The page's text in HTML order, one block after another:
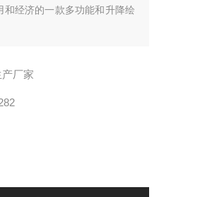
经济的一款多功能和升降绘
厂家